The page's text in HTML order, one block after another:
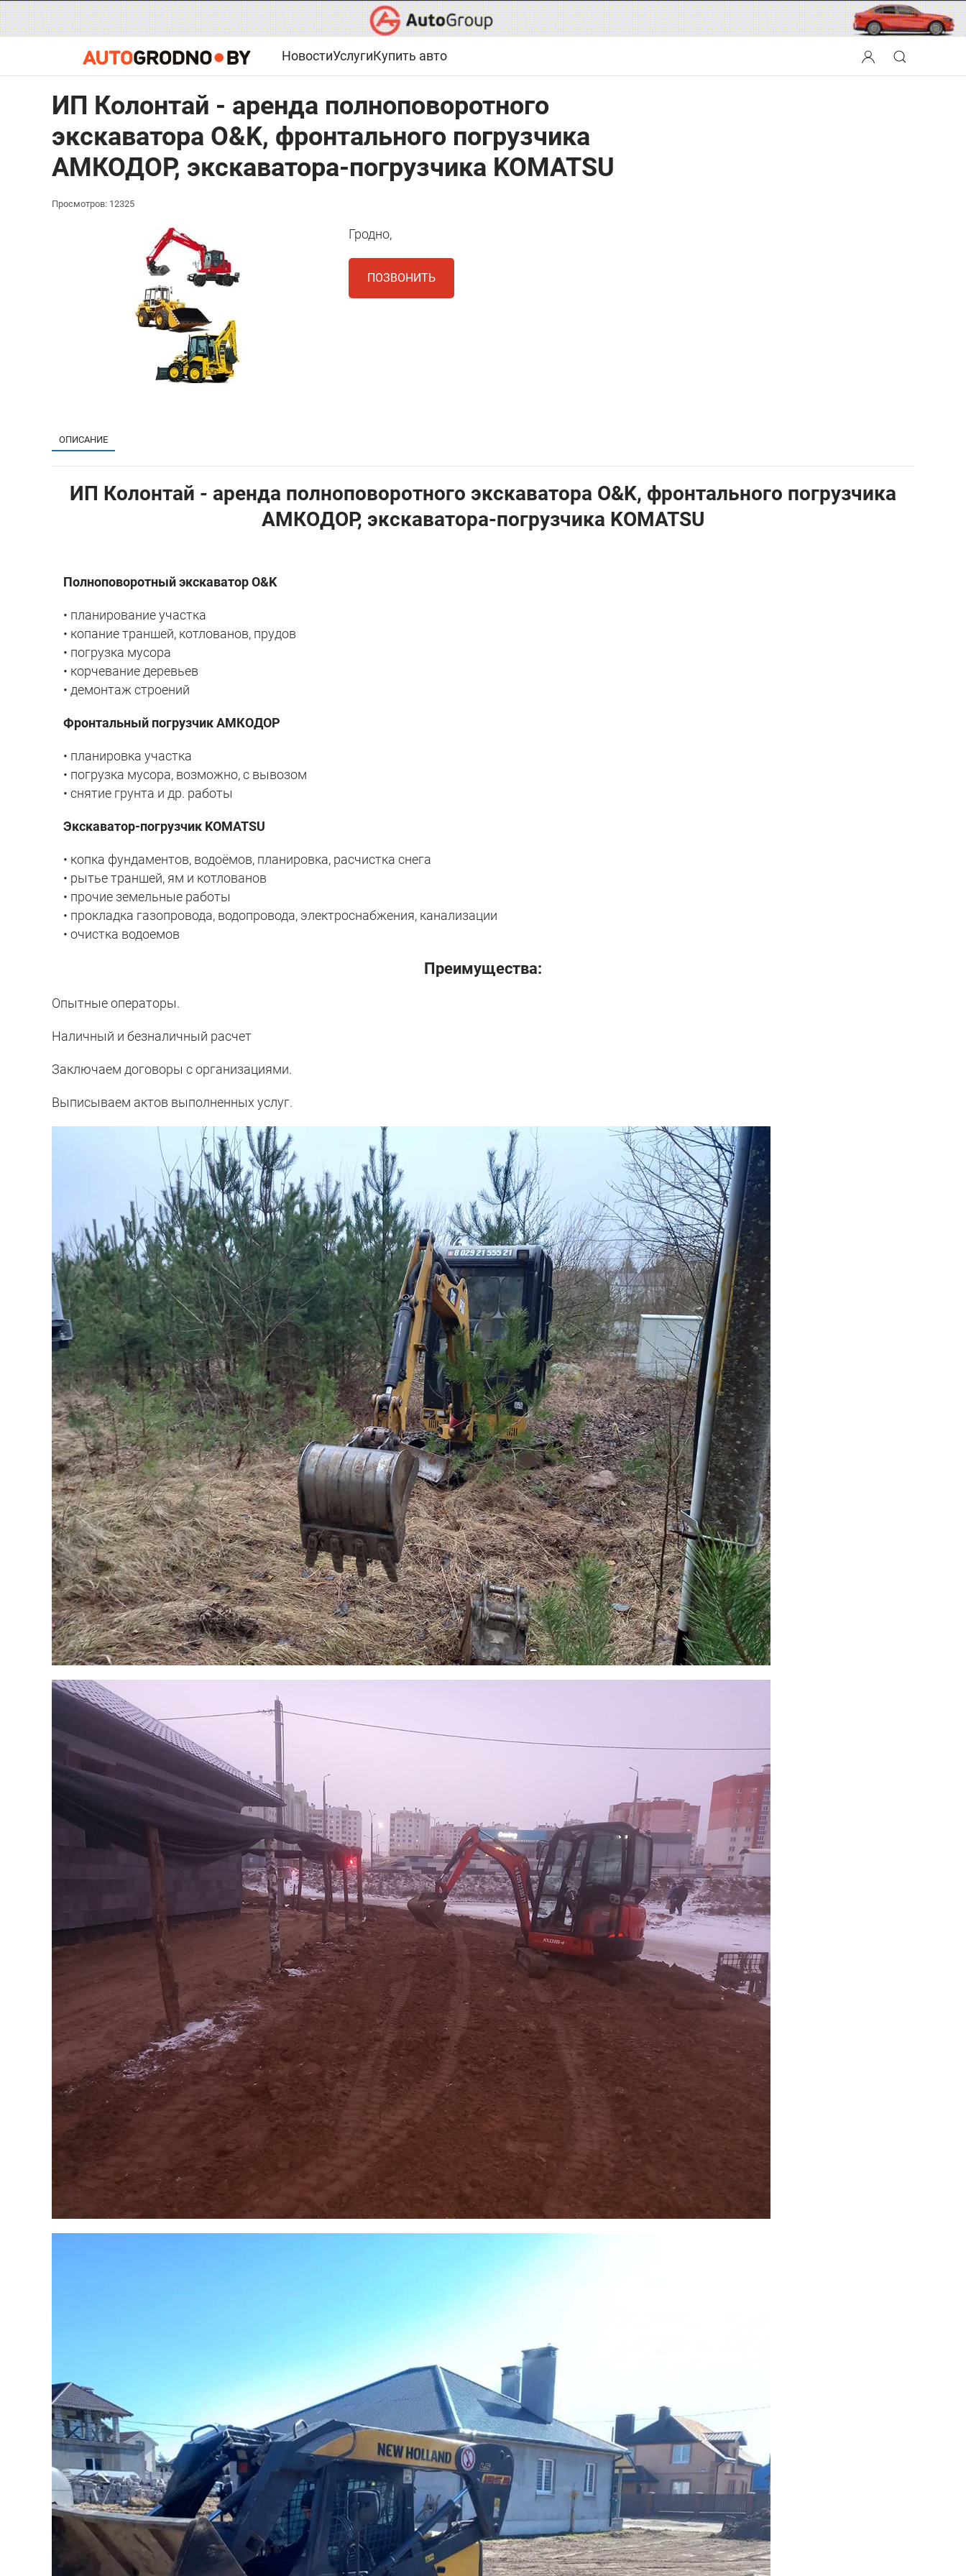
НовостиУслугиКупить авто
ИП Колонтай - аренда полноповоротного
экскаватора O&K, фронтального погрузчика
АМКОДОР, экскаватора-погрузчика KOMATSU
Просмотров: 12325
Гродно,
ПОЗВОНИТЬ
ОПИСАНИЕ
ИП Колонтай - аренда полноповоротного экскаватора O&K, фронтального погрузчика
АМКОДОР, экскаватора-погрузчика KOMATSU
Полноповоротный экскаватор O&K
• планирование участка
• копание траншей, котлованов, прудов
• погрузка мусора
• корчевание деревьев
• демонтаж строений
Фронтальный погрузчик АМКОДОР
• планировка участка
• погрузка мусора, возможно, с вывозом
• снятие грунта и др. работы
Экскаватор-погрузчик KOMATSU
• копка фундаментов, водоёмов, планировка, расчистка снега
• рытье траншей, ям и котлованов
• прочие земельные работы
• прокладка газопровода, водопровода, электроснабжения, канализации
• очистка водоемов
Преимущества:
Опытные операторы.
Наличный и безналичный расчет
Заключаем договоры с организациями.
Выписываем актов выполненных услуг.